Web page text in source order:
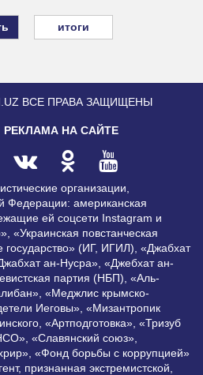
итоги
ВСЕ ПРАВА ЗАЩИЩЕНЫ
РЕКЛАМА НА САЙТЕ
организации,
Федерации: американская
ей соцсети Instagram и
«Украинская повстанческая
(ИГ, ИГИЛ), «Джабхат
ан-Нусра», «Джебхат ан-
партия (НБП), «Аль-
«Меджлис крымско-
Иеговы», «Мизантропик
«Артподготовка», «Тризуб
«Славянский союз»,
«Фонд борьбы с коррупцией»
признанная экстремистской,